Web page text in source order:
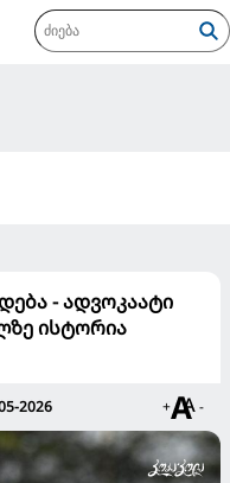
- ადვოკაატი
ისტორია
2026 + -